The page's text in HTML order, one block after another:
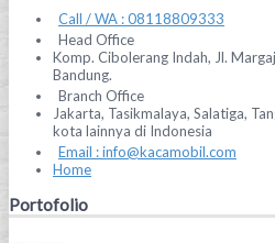
Call / WA : 08118809333
Head Office
Komp. Cibolerang Indah, Jl.
Bandung.
Branch Office
Jakarta, Tasikmalaya, Salatiga,
kota lainnya di Indonesia
Email : info@kacamobil.com
Home
Portofolio